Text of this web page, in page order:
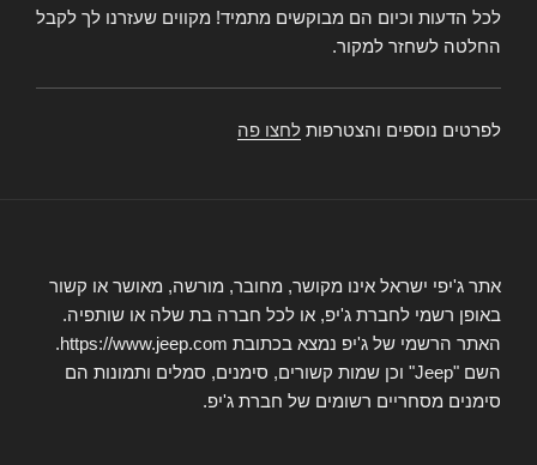
לכל הדעות וכיום הם מבוקשים מתמיד! מקווים שעזרנו לך לקבל
החלטה לשחזר למקור.
לפרטים נוספים והצטרפות לחצו פה
אתר ג'יפי ישראל אינו מקושר, מחובר, מורשה, מאושר או קשור
באופן רשמי לחברת ג'יפ, או לכל חברה בת שלה או שותפיה.
האתר הרשמי של ג'יפ נמצא בכתובת https://www.jeep.com.
השם "Jeep" וכן שמות קשורים, סימנים, סמלים ותמונות הם
סימנים מסחריים רשומים של חברת ג'יפ.